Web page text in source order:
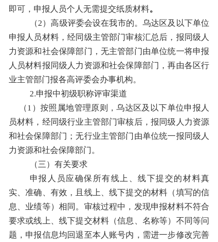
即可，申报人员个人无需提交纸质材料。
（2）高级评委会设在我市的。乌达区及以下单位
申报人员材料，经同级主管部门审核汇总后，报同级人
力资源和社会保障部门，无主管部门由单位统一将申报
人员材料报同级人力资源和社会保障部门，再由各区行
业主管部门报各高评委会办事机构。
2.申报中初级职称评审渠道
（1 ）按照属地管理原则，乌达区及以下单位申报人
员材料，经同级行业主管部门审核后，报同级人力资源
和社会保障部门；无行业主管部门由单位统一报同级人
力资源和社会保障部门。
（三）有关要求
申报人员应确保所有线上、线下提交的材料真
实、准确、有效，且线上、线下提交的材料（填写的信
息、业绩等）相同。审核过程中，发现申报材料不符合
要求或线上、线下提交材料（信息、名称等）不同等问
题，申报信息均回退至本人账号内，需进一步修改完善